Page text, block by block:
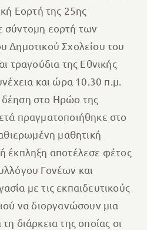
Εορτή της 25ης
σύντομη εορτή των
Δημοτικού Σχολείου του
τραγούδια της Εθνικής
και ώρα 10.30 π.μ.
στο Ηρώο της
πραγματοποιήθηκε στο
μαθητική
έκπληξη αποτέλεσε φέτος
Γονέων και
με τις εκπαιδευτικούς
να διοργανώσουν μια
διάρκεια της οποίας οι